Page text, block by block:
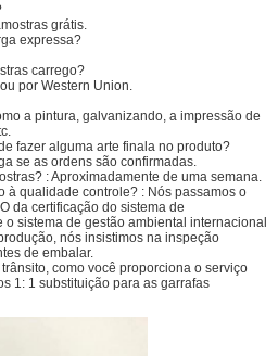
grátis.
expressa?
carrego?
por Western Union.
a pintura, galvanizando, a impressão de
fazer alguma arte finala no produto?
se as ordens são confirmadas.
: Aproximadamente de uma semana.
à qualidade controle? : Nós passamos o
da certificação do sistema de
sistema de gestão ambiental internacional
nós insistimos na inspeção
de embalar.
como você proporciona o serviço
1: 1 substituição para as garrafas